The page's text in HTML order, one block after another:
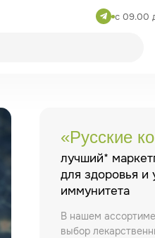
с 09.00
«Русские
лучший*
для здоровья и
иммунитета
В нашем
выбор